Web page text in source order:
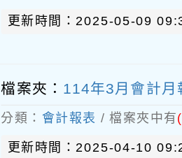
更新時間：2025-05-09
檔案夾： 114年3月會計月
分類： 會計報表 / 檔案夾中有
更新時間：2025-04-10